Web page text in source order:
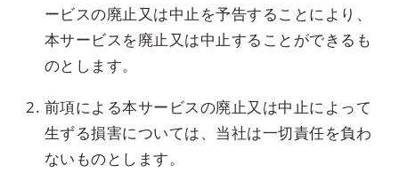
ービスの廃止又は中止を予告することにより、
本サービスを廃止又は中止することができるも
のとします。
前項による本サービスの廃止又は中止によって
生ずる損害については、当社は一切責任を負わ
ないものとします。